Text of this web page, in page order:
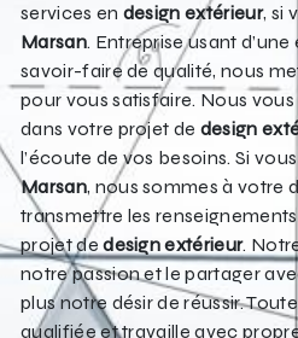
services en design extérieur, si
Marsan. Entreprise usant
savoir-faire de qualité, nous
pour vous satisfaire. Nous
dans votre projet de design
l’écoute de vos besoins. Si
Marsan, nous sommes à votre
transmettre les
projet dedesign extérieur.
notre passion et le partager
plus notre désir de réussir.
qualifiée et travaille avec